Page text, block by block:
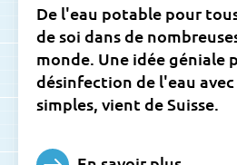
De l'eau potable pour
de soi dans de
monde. Une idée géniale
désinfection de l'eau avec
simples, vient de Suisse.